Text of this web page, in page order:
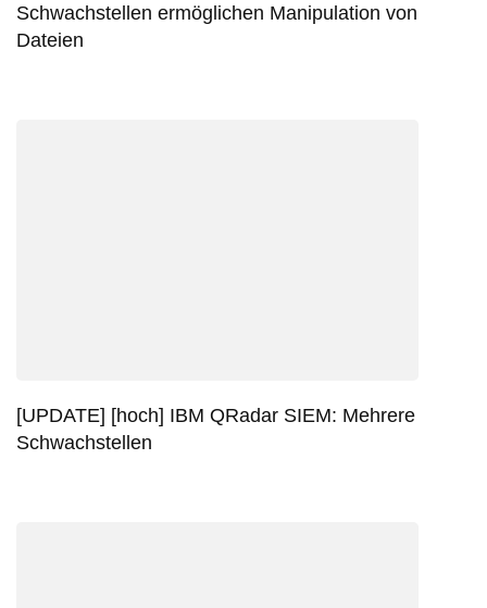
Schwachstellen ermöglichen Manipulation von
Dateien
[UPDATE] [hoch] IBM QRadar SIEM: Mehrere
Schwachstellen